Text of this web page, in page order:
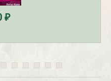
₽